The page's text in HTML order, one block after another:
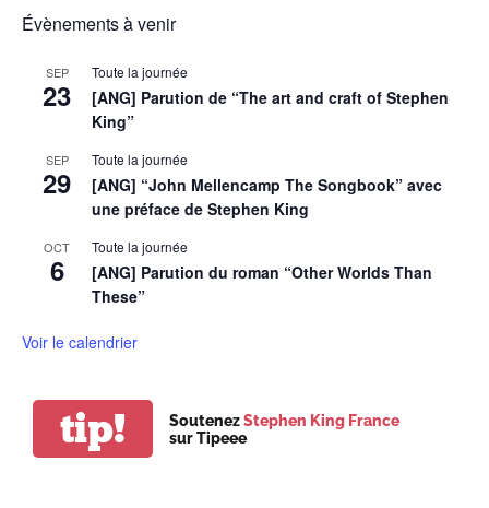
Évènements à venir
SEP
23
Toute la journée
[ANG] Parution de “The art and craft of Stephen
King”
SEP
29
Toute la journée
[ANG] “John Mellencamp The Songbook” avec
une préface de Stephen King
OCT
6
Toute la journée
[ANG] Parution du roman “Other Worlds Than
These”
Voir le calendrier
tip! SoutenezStephen King France
sur Tipeee